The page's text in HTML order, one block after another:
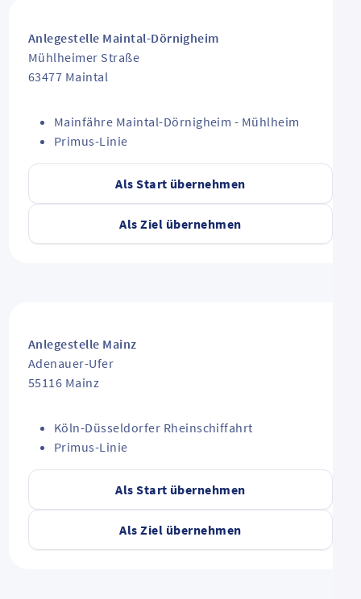
Als Start übernehmen
Als Ziel übernehmen
Anlegestelle Maintal-Dörnigheim
Mühlheimer Straße
63477 Maintal
Mainfähre Maintal-Dörnigheim - Mühlheim
Primus-Linie
Als Start übernehmen
Als Ziel übernehmen
Anlegestelle Mainz
Adenauer-Ufer
55116 Mainz
Köln-Düsseldorfer Rheinschiffahrt
Primus-Linie